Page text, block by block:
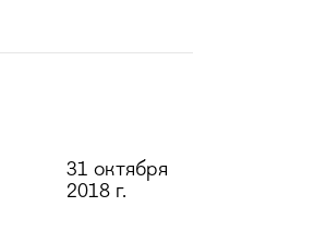
31 октября
2018 г.